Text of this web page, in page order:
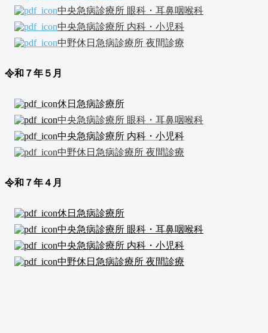
中央急病診療所 眼科・耳鼻咽喉科
中央急病診療所 内科・小児科
中野休日急病診療所 夜間診療
令和７年５ 月
休日急病診療所
中央急病診療所 眼科・耳鼻咽喉科
中央急病診療所 内科・小児科
中野休日急病診療所 夜間診療
令和７年４ 月
休日急病診療所
中央急病診療所 眼科・耳鼻咽喉科
中央急病診療所 内科・小児科
中野休日急病診療所 夜間診療